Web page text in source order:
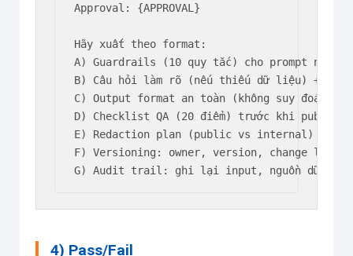
Approval: {APPROVAL}
Hãy xuất theo format:
A) Guardrails (10 quy tắc) cho prompt này
B) Câu hỏi làm rõ (nếu thiếu dữ liệu) +
C) Output format an toàn (không suy đoán, có
D) Checklist QA (20 điểm) trước khi publish/
E) Redaction plan (public vs internal) +
F) Versioning: owner, version, change log,
G) Audit trail: ghi lại input, nguồn dữ liệu,
4) Pass/Fail